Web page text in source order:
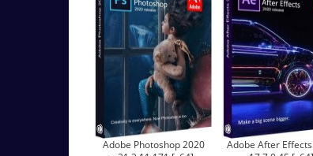
Adobe Photoshop 2020
Adobe After